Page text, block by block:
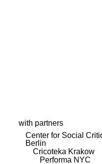
with partners
Center for Social
Berlin
Cricoteka Krakow
Performa NYC